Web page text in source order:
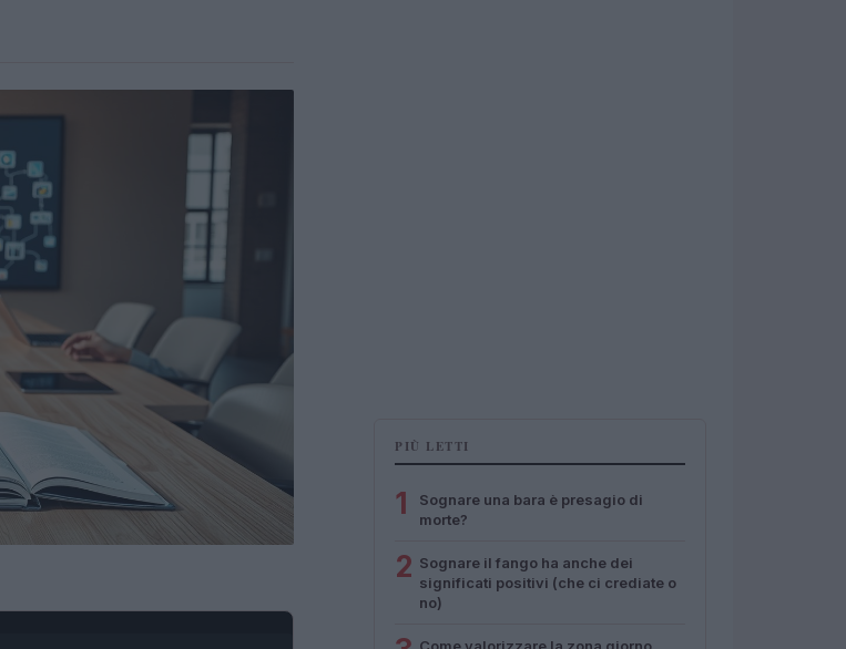
PIÙ LETTI
1
Sognare una bara è presagio di
morte?
2 Sognare il fango ha anche dei
significati positivi (che ci crediate o
no)